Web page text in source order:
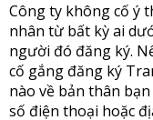
Công ty không cố ý
nhân từ bất kỳ ai
người đó đăng ký.
cố gắng đăng ký
nào về bản thân
số điện thoại hoặc